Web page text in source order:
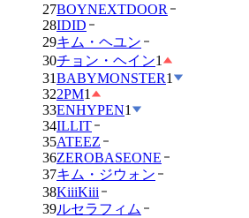
27BOYNEXTDOOR
28IDID
29キム・ヘユン
30チョン・ヘイン1
31BABYMONSTER1
322PM1
33ENHYPEN1
34ILLIT
35ATEEZ
36ZEROBASEONE
37キム・ジウォン
38KiiiKiii
39ルセラフィム